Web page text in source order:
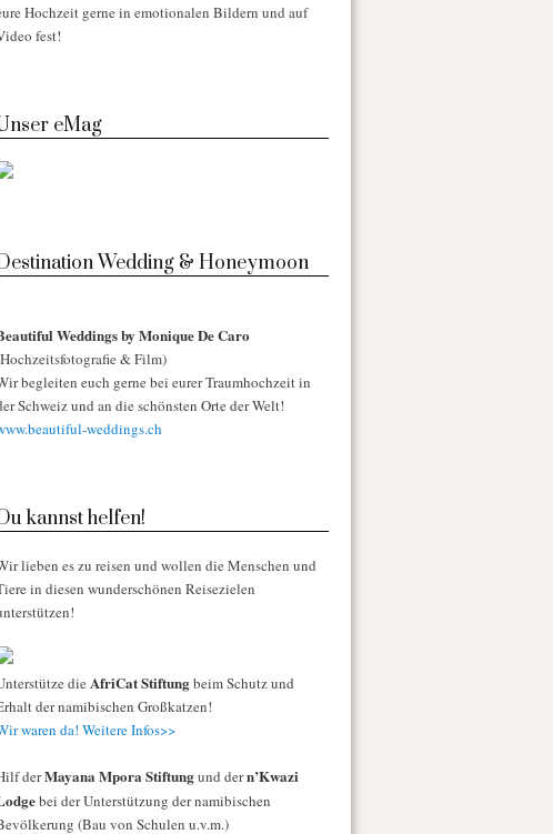
Hochzeit gerne in emotionalen Bildern und auf
fest!
eMag
Wedding & Honeymoon
Weddings by Monique De Caro
& Film)
begleiten euch gerne bei eurer Traumhochzeit in
Schweiz und an die schönsten Orte der Welt!
weddings.ch
kannst helfen!
lieben es zu reisen und wollen die Menschen und
in diesen wunderschönen Reisezielen
die AfriCat Stiftungbeim Schutz und
der namibischen Großkatzen!
waren da! Weitere Infos>>
derMayana Mpora Stiftungund dern’Kwazi
bei der Unterstützung der namibischen
(Bau von Schulen u.v.m.)